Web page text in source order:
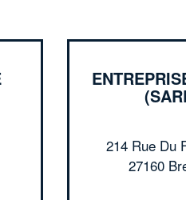
214 Rue Du
27160